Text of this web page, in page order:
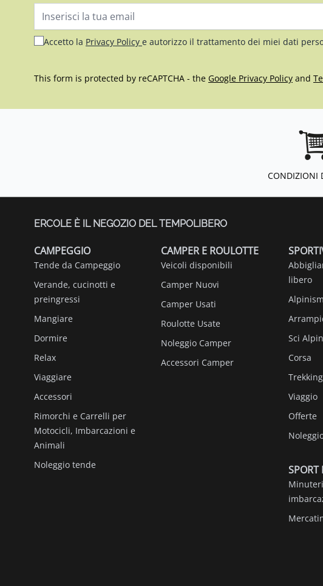
Indirizzo email
Accetto la Privacy Policy e autorizzo il trattamento dei miei dati
This form is protected by reCAPTCHA - the Google Privacy Policy and
CONDIZIONI
ERCOLE È IL NEGOZIO DEL TEMPOLIBERO
CAMPEGGIO
Tende da Campeggio
Verande, cucinotti e
preingressi
Mangiare
Dormire
Relax
Viaggiare
Accessori
Rimorchi e Carrelli per
Motocicli, Imbarcazioni e
Animali
Noleggio tende
CAMPER E ROULOTTE
Veicoli disponibili
Camper Nuovi
Camper Usati
Roulotte Usate
Noleggio Camper
Accessori Camper
libero
Sci
Corsa
Trekking
Viaggio
Offerte
SPORT